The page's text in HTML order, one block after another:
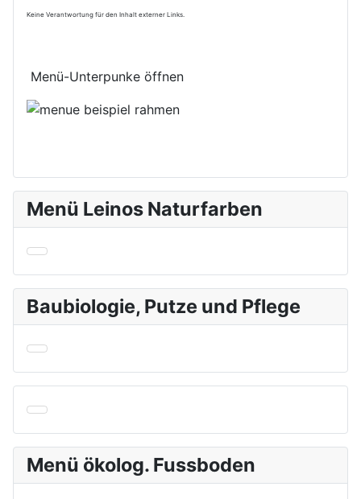
Keine Verantwortung für den Inhalt externer Links.
Menü-Unterpunke öffnen
Menü Leinos Naturfarben
Baubiologie, Putze und Pflege
Menü ökolog. Fussboden